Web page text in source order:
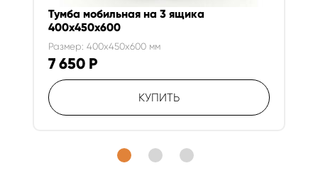
Тумба мобильная на 3 ящика
400х450х600
Размер: 400x450x600 мм
7 650 Р
КУПИТЬ